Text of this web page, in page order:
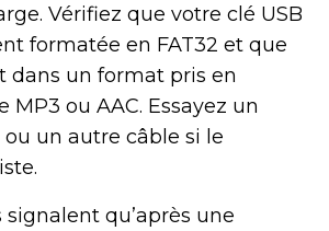
Vérifiez que votre clé USB
formatée en FAT32 et que
dans un format pris en
MP3 ou AAC. Essayez un
un autre câble si le
qu’après une